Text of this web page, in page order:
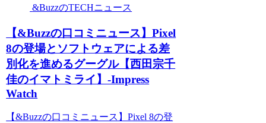
&BuzzのTECHニュース
【&Buzzの口コミニュース】Pixel
8の登場とソフトウェアによる差
別化を進めるグーグル【西田宗千
佳のイマトミライ】-Impress
Watch
【&Buzzの口コミニュース】Pixel 8の登